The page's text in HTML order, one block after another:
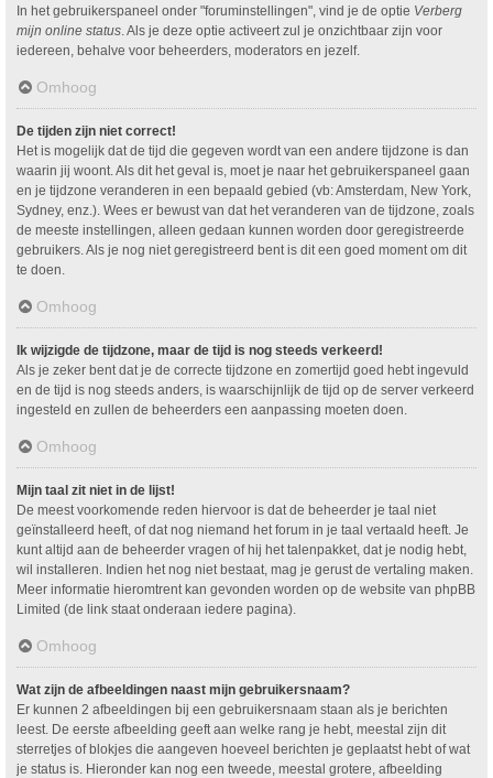
In het gebruikerspaneel onder "foruminstellingen", vind je de optie Verberg
mijn online status . Als je deze optie activeert zul je onzichtbaar zijn voor
iedereen, behalve voor beheerders, moderators en jezelf.
Omhoog
De tijden zijn niet correct!
Het is mogelijk dat de tijd die gegeven wordt van een andere tijdzone is dan
waarin jij woont. Als dit het geval is, moet je naar het gebruikerspaneel gaan
en je tijdzone veranderen in een bepaald gebied (vb: Amsterdam, New York,
Sydney, enz.). Wees er bewust van dat het veranderen van de tijdzone, zoals
de meeste instellingen, alleen gedaan kunnen worden door geregistreerde
gebruikers. Als je nog niet geregistreerd bent is dit een goed moment om dit
te doen.
Omhoog
Ik wijzigde de tijdzone, maar de tijd is nog steeds verkeerd!
Als je zeker bent dat je de correcte tijdzone en zomertijd goed hebt ingevuld
en de tijd is nog steeds anders, is waarschijnlijk de tijd op de server verkeerd
ingesteld en zullen de beheerders een aanpassing moeten doen.
Omhoog
Mijn taal zit niet in de lijst!
De meest voorkomende reden hiervoor is dat de beheerder je taal niet
geïnstalleerd heeft, of dat nog niemand het forum in je taal vertaald heeft. Je
kunt altijd aan de beheerder vragen of hij het talenpakket, dat je nodig hebt,
wil installeren. Indien het nog niet bestaat, mag je gerust de vertaling maken.
Meer informatie hieromtrent kan gevonden worden op de website van phpBB
Limited (de link staat onderaan iedere pagina).
Omhoog
Wat zijn de afbeeldingen naast mijn gebruikersnaam?
Er kunnen 2 afbeeldingen bij een gebruikersnaam staan als je berichten
leest. De eerste afbeelding geeft aan welke rang je hebt, meestal zijn dit
sterretjes of blokjes die aangeven hoeveel berichten je geplaatst hebt of wat
je status is. Hieronder kan nog een tweede, meestal grotere, afbeelding